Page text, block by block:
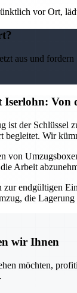
vor Ort,
aus und
Von
ist der Schlüssel
begleitet. Wir
von
Arbeit
zur endgültigen
die
wir Ihnen
möchten,